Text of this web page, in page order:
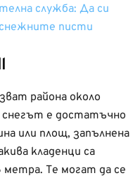
служба: Да си
писти
района около
снегът е достатъчно
или площ, запълнена
кладенци са
метра. Те могат да се